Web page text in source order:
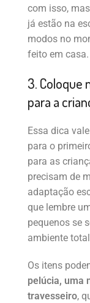
com isso,
já estão na
modos no
feito em casa.
3. Coloque
para a
Essa dica
para o
para as
precisam de
adaptação
que lembre
pequenos se
ambiente
Os itens
pelúcia, uma
travesseiro,